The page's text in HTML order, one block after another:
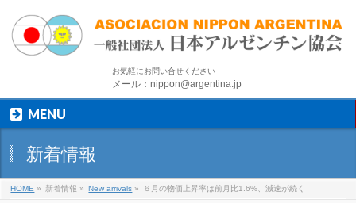
お気軽にお問い合せください
メール：nippon@argentina.jp
MENU
新着情報
HOME » 新着情報 » New arrivals » ６月の物価上昇率は前月比1.6%、減速が続く